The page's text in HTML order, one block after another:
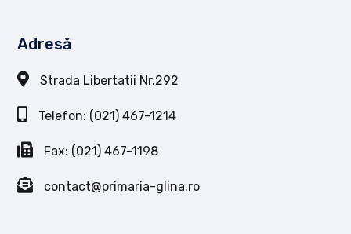
Adresă
Strada Libertatii Nr.292
Telefon: (021) 467-1214
Fax: (021) 467-1198
contact@primaria-glina.ro